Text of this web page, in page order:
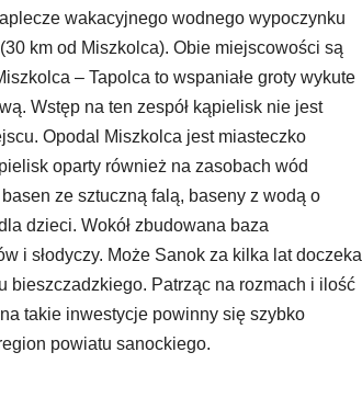
wakacyjnego wodnego wypoczynku
km od Miszkolca). Obie miejscowości są
– Tapolca to wspaniałe groty wykute
Wstęp na ten zespół kąpielisk nie jest
Opodal Miszkolca jest miasteczko
oparty również na zasobach wód
ze sztuczną falą, baseny z wodą o
dzieci. Wokół zbudowana baza
i słodyczy. Może Sanok za kilka lat doczeka
bieszczadzkiego. Patrząc na rozmach i ilość
takie inwestycje powinny się szybko
powiatu sanockiego.